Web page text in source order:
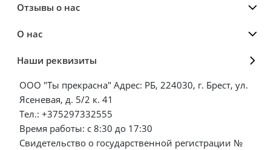
Отзывы о нас
О нас
Наши реквизиты
ООО "Ты прекрасна" Адрес: РБ, 224030, г. Брест, ул.
Ясеневая, д. 5/2 к. 41
Тел.: +375297332555
Время работы: с 8:30 до 17:30
Свидетельство о государственной регистрации №